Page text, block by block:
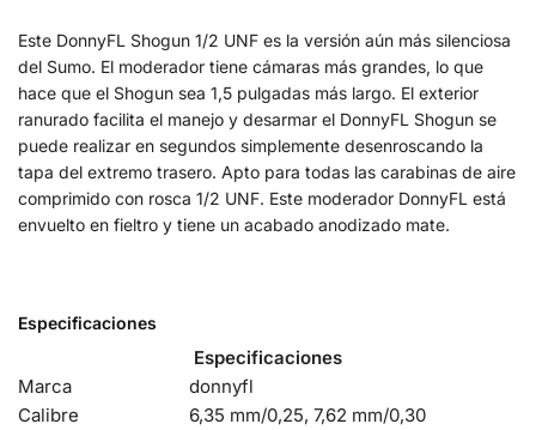
Este DonnyFL Shogun 1/2 UNF es la versión aún más silenciosa
del Sumo. El moderador tiene cámaras más grandes, lo que
hace que el Shogun sea 1,5 pulgadas más largo. El exterior
ranurado facilita el manejo y desarmar el DonnyFL Shogun se
puede realizar en segundos simplemente desenroscando la
tapa del extremo trasero. Apto para todas las carabinas de aire
comprimido con rosca 1/2 UNF. Este moderador DonnyFL está
envuelto en fieltro y tiene un acabado anodizado mate.
Especificaciones
Especificaciones
Marca
donnyfl
Calibre
6,35 mm/0,25, 7,62 mm/0,30